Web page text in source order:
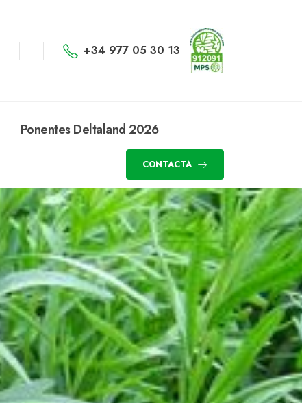
+34 977 05 30 13
Ponentes Deltaland 2026
CONTACTA